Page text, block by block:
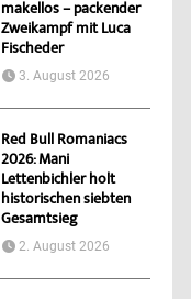
makellos – packender
Zweikampf mit Luca
Fischeder
3. August 2026
Red Bull Romaniacs
2026: Mani
Lettenbichler holt
historischen siebten
Gesamtsieg
2. August 2026